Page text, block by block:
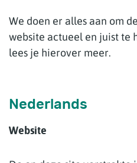
We doen er alles aan om
website actueel en juist te
lees je hierover meer.
Nederlands
Website